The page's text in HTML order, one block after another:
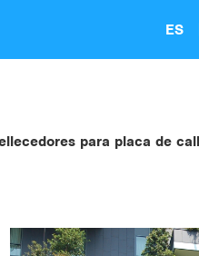
ES
para placa de